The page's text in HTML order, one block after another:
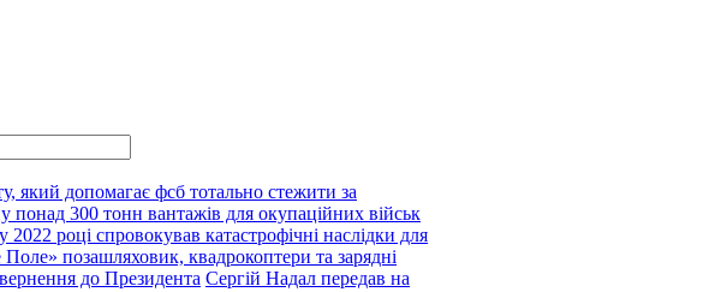
який допомагає фсб тотально стежити за
понад 300 тонн вантажів для окупаційних військ
2022 році спровокував катастрофічні наслідки для
позашляховик, квадрокоптери та зарядні
до Президента Сергій Надал передав на